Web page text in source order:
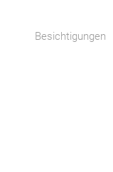
Besichtigungen